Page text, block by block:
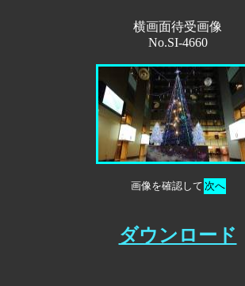
横画面待受画像
No.SI-4660
画像を確認して 次へ
ダウンロード